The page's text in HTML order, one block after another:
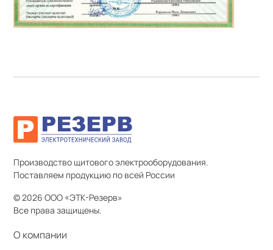
Производство щитового электрооборудования.
Поставляем продукцию по всей России
© 2026 ООО «ЭТК-Резерв»
Все права защищены.
О компании